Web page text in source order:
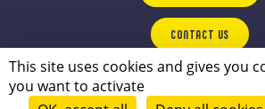
CONTACT US
OUR LEISURE PARKS IN BRITTANY
Privacy Policy
This site uses cookies and gives you
you want to activate